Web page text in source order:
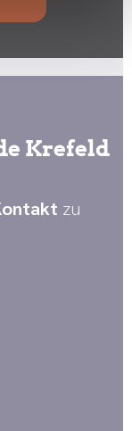
Krefeld
zu